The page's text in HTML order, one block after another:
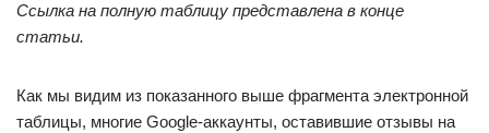
Ссылка на полную таблицу представлена в конце
статьи.
Как мы видим из показанного выше фрагмента электронной
таблицы, многие Google-аккаунты, оставившие отзывы на